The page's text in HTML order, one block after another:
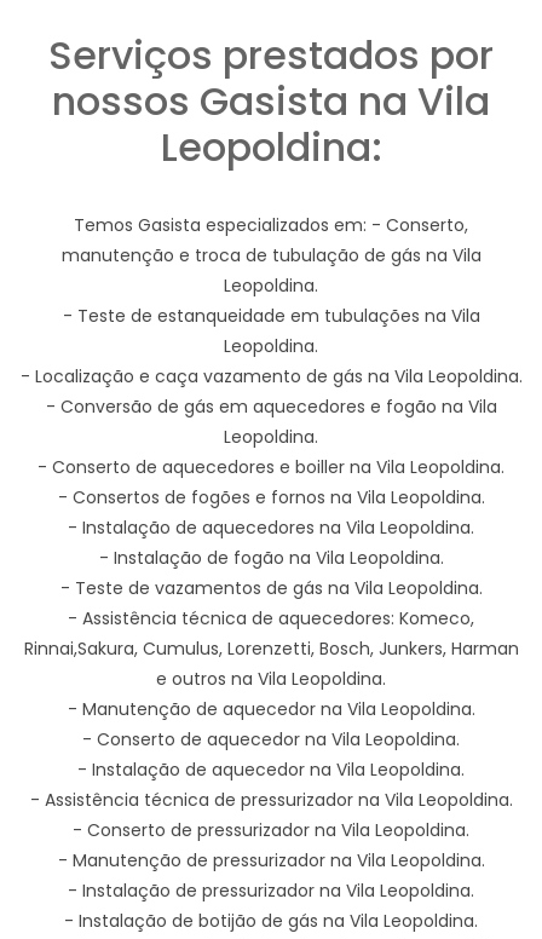
Serviços prestados por
nossos Gasista na Vila
Leopoldina:
Temos Gasista especializados em: - Conserto,
manutenção e troca de tubulação de gás na Vila
Leopoldina.
- Teste de estanqueidade em tubulações na Vila
Leopoldina.
- Localização e caça vazamento de gás na Vila Leopoldina.
- Conversão de gás em aquecedores e fogão na Vila
Leopoldina.
- Conserto de aquecedores e boiller na Vila Leopoldina.
- Consertos de fogões e fornos na Vila Leopoldina.
- Instalação de aquecedores na Vila Leopoldina.
- Instalação de fogão na Vila Leopoldina.
- Teste de vazamentos de gás na Vila Leopoldina.
- Assistência técnica de aquecedores: Komeco,
Rinnai,Sakura, Cumulus, Lorenzetti, Bosch, Junkers, Harman
e outros na Vila Leopoldina.
- Manutenção de aquecedor na Vila Leopoldina.
- Conserto de aquecedor na Vila Leopoldina.
- Instalação de aquecedor na Vila Leopoldina.
- Assistência técnica de pressurizador na Vila Leopoldina.
- Conserto de pressurizador na Vila Leopoldina.
- Manutenção de pressurizador na Vila Leopoldina.
- Instalação de pressurizador na Vila Leopoldina.
- Instalação de botijão de gás na Vila Leopoldina.